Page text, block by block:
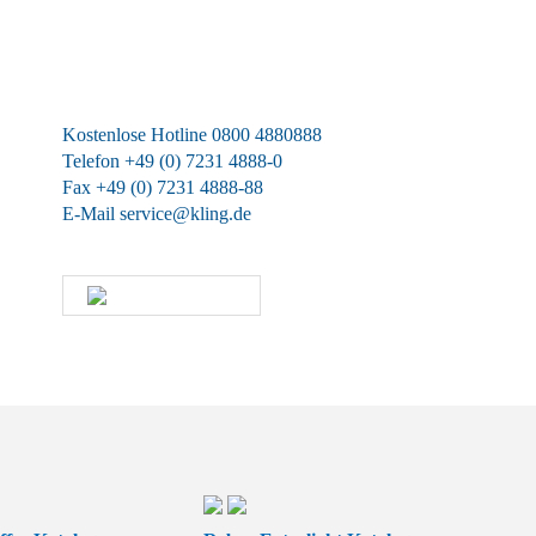
Kostenlose Hotline 0800 4880888
Telefon +49 (0) 7231 4888-0
Fax +49 (0) 7231 4888-88
E-Mail service@kling.de